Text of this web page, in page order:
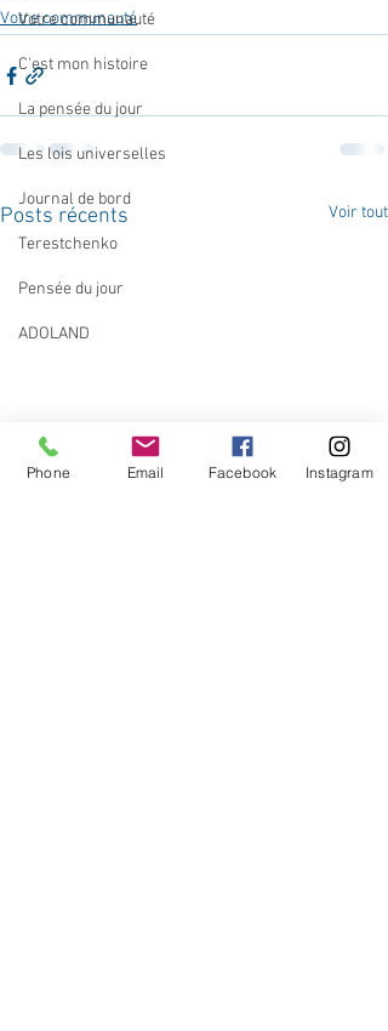
Votre communauté
C'est mon histoire
La pensée du jour
Les lois universelles
Journal de bord
Terestchenko
Pensée du jour
ADOLAND
Votre communauté
Posts récents Voir tout
Phone Email Facebook Instagram